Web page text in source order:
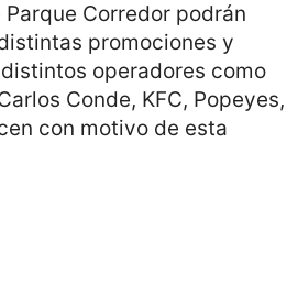
Corredor podrán
promociones y
operadores como
Conde, KFC, Popeyes,
con motivo de esta